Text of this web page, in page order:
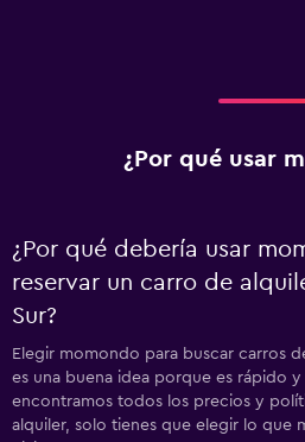
¿Por qué usar
¿Por qué debería usar
reservar un carro de
Sur?
Elegir momondo para buscar carros
es una buena idea porque es rápido
encontramos todos los precios y
alquiler, solo tienes que elegir lo que